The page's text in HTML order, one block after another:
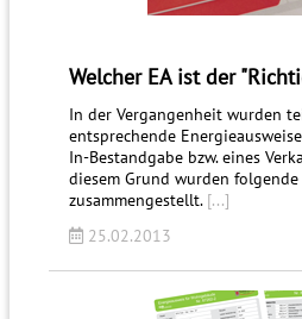
Welcher EA ist der
In der Vergangenheit wurden
entsprechende
In-Bestandgabe bzw. eines
diesem Grund wurden
zusammengestellt. [...]
25.02.2013